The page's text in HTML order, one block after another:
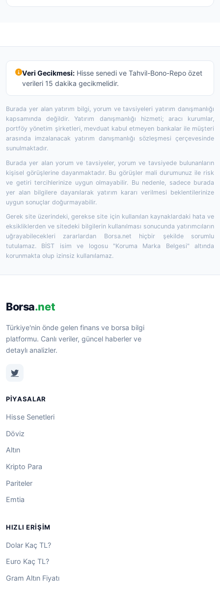
Veri Gecikmesi:Hisse senedi ve Tahvil-Bono-Repo özet
verileri 15 dakika gecikmelidir.
Burada yer alan yatırım bilgi, yorum ve tavsiyeleri yatırım danışmanlığı
kapsamında değildir. Yatırım danışmanlığı hizmeti; aracı kurumlar,
portföy yönetim şirketleri, mevduat kabul etmeyen bankalar ile müşteri
arasında imzalanacak yatırım danışmanlığı sözleşmesi çerçevesinde
sunulmaktadır.
Burada yer alan yorum ve tavsiyeler, yorum ve tavsiyede bulunanların
kişisel görüşlerine dayanmaktadır. Bu görüşler mali durumunuz ile risk
ve getiri tercihlerinize uygun olmayabilir. Bu nedenle, sadece burada
yer alan bilgilere dayanılarak yatırım kararı verilmesi beklentilerinize
uygun sonuçlar doğurmayabilir.
Gerek site üzerindeki, gerekse site için kullanılan kaynaklardaki hata ve
eksikliklerden ve sitedeki bilgilerin kullanılması sonucunda yatırımcıların
uğrayabilecekleri zararlardan Borsa.net hiçbir şekilde sorumlu
tutulamaz. BİST isim ve logosu "Koruma Marka Belgesi" altında
korunmakta olup izinsiz kullanılamaz.
Borsa.net
Türkiye'nin önde gelen finans ve borsa bilgi
platformu. Canlı veriler, güncel haberler ve
detaylı analizler.
PIYASALAR
Hisse Senetleri
Döviz
Altın
Kripto Para
Pariteler
Emtia
HIZLI ERIŞIM
Dolar Kaç TL?
Euro Kaç TL?
Gram Altın Fiyatı